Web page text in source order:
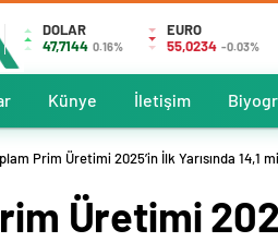
DOLAR
47,7144 0.16%
EURO
55,0234 -0.03%
Künye İletişim
Prim Üretimi 2025’in İlk Yarısında 14,1
Üretimi